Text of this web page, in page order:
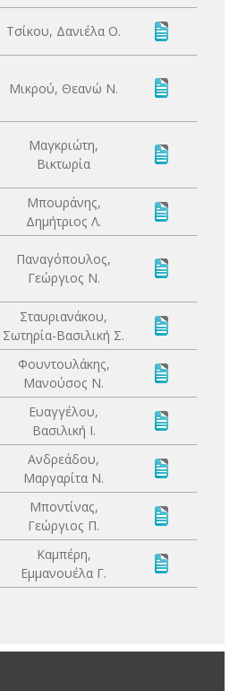
Τσίκου, Δανιέλα Ο.
Μικρού, Θεανώ Ν.
Μαγκριώτη,
Βικτωρία
Μπουράνης,
Δημήτριος Λ.
Παναγόπουλος,
Γεώργιος Ν.
Σταυριανάκου,
Σωτηρία-Βασιλική Σ.
Φουντουλάκης,
Μανούσος Ν.
Ευαγγέλου,
Βασιλική Ι.
Ανδρεάδου,
Μαργαρίτα Ν.
Μποντίνας,
Γεώργιος Π.
Καμπέρη,
Εμμανουέλα Γ.